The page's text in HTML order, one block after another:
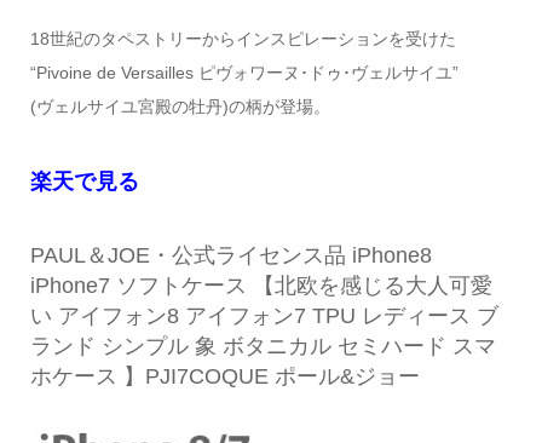
18世紀のタペストリーからインスピレーションを受けた
“Pivoine de Versailles ピヴォワーヌ･ドゥ･ヴェルサイユ”
(ヴェルサイユ宮殿の牡丹)の柄が登場。
楽天で見る
PAUL＆JOE・公式ライセンス品 iPhone8
iPhone7 ソフトケース 【北欧を感じる大人可愛
い アイフォン8 アイフォン7 TPU レディース ブ
ランド シンプル 象 ボタニカル セミハード スマ
ホケース 】PJI7COQUE ポール&ジョー